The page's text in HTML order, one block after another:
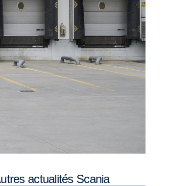
Autres actualités Scania